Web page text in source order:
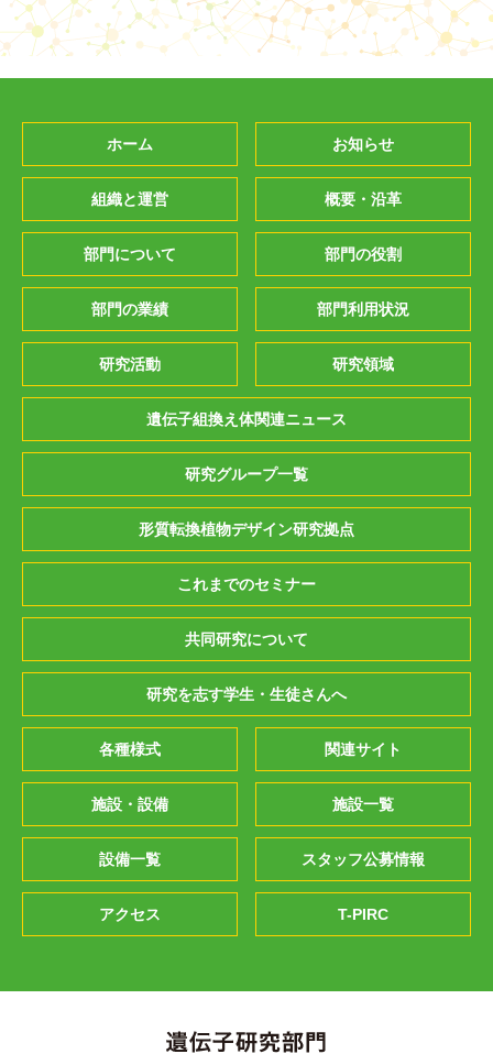
ホーム お知らせ
組織と運営 概要・沿革
部門について 部門の役割
部門の業績 部門利用状況
研究活動 研究領域
遺伝子組換え体関連ニュース
研究グループ一覧
形質転換植物デザイン研究拠点
これまでのセミナー
共同研究について
研究を志す学生・生徒さんへ
各種様式 関連サイト
施設・設備 施設一覧
設備一覧 スタッフ公募情報
アクセス T-PIRC